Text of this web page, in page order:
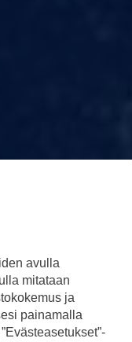
avulla
mitataan
ja
painamalla